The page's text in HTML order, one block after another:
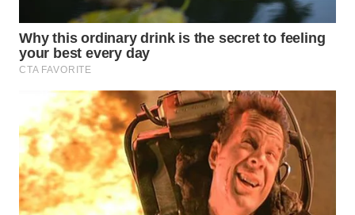
WAHANA
DESA
WISATA
LAPAK
WAHANA
Wahana
Network
KONSUMEN